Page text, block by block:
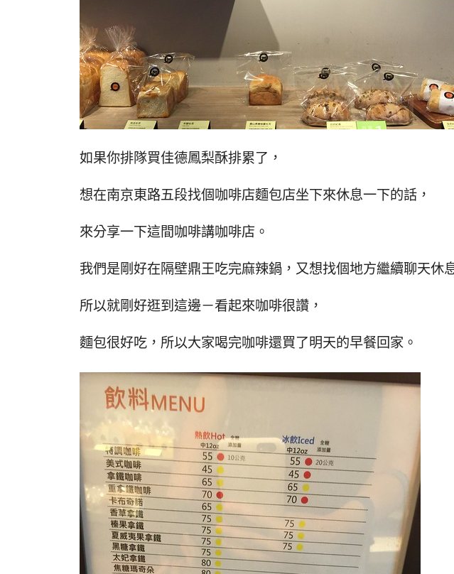
如果你排隊買佳德鳳梨酥排累了，
想在南京東路五段找個咖啡店麵包店坐下來休息一下的話，
來分享一下這間咖啡講咖啡店。
我們是剛好在隔壁鼎王吃完麻辣鍋，又想找個地方繼續聊天休
所以就剛好逛到這邊－看起來咖啡很讚，
麵包很好吃，所以大家喝完咖啡還買了明天的早餐回家。